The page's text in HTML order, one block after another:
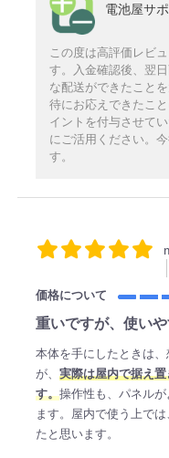
電池屋サ
この度は高評価レビ
す。入金確認後、翌
な配送ができたこと
待にお応えできたこ
イントを付与させて
にご活用ください。
す。
価格について
重いですが、使い
本体を手にしたときは
が、 実際は屋内で据え
す。操作性も、パネル
ます。屋内で使う上で
たと思います。